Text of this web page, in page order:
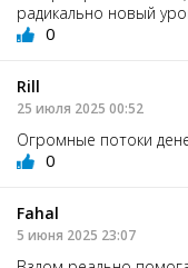
радикально новый
0
Rill
25 июля 2025 00:52
Огромные потоки
0
Fahal
5 июня 2025 23:07